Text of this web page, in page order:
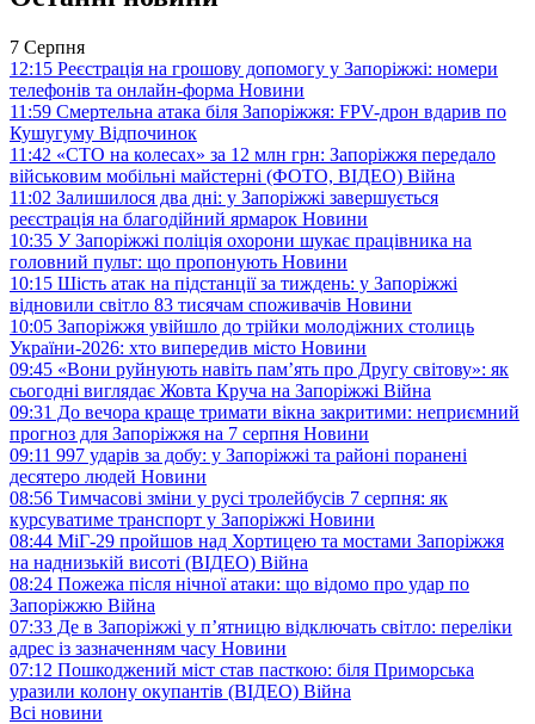
7 Серпня
12:15 Реєстрація на грошову допомогу у Запоріжжі: номери
телефонів та онлайн-форма Новини
11:59 Смертельна атака біля Запоріжжя: FPV-дрон вдарив по
Кушугуму Відпочинок
11:42 «СТО на колесах» за 12 млн грн: Запоріжжя передало
військовим мобільні майстерні (ФОТО, ВІДЕО) Війна
11:02 Залишилося два дні: у Запоріжжі завершується
реєстрація на благодійний ярмарок Новини
10:35 У Запоріжжі поліція охорони шукає працівника на
головний пульт: що пропонують Новини
10:15 Шість атак на підстанції за тиждень: у Запоріжжі
відновили світло 83 тисячам споживачів Новини
10:05 Запоріжжя увійшло до трійки молодіжних столиць
України-2026: хто випередив місто Новини
09:45 «Вони руйнують навіть пам’ять про Другу світову»: як
сьогодні виглядає Жовта Круча на Запоріжжі Війна
09:31 До вечора краще тримати вікна закритими: неприємний
прогноз для Запоріжжя на 7 серпня Новини
09:11 997 ударів за добу: у Запоріжжі та районі поранені
десятеро людей Новини
08:56 Тимчасові зміни у русі тролейбусів 7 серпня: як
курсуватиме транспорт у Запоріжжі Новини
08:44 МіГ-29 пройшов над Хортицею та мостами Запоріжжя
на наднизькій висоті (ВІДЕО) Війна
08:24 Пожежа після нічної атаки: що відомо про удар по
Запоріжжю Війна
07:33 Де в Запоріжжі у п’ятницю відключать світло: переліки
адрес із зазначенням часу Новини
07:12 Пошкоджений міст став пасткою: біля Приморська
уразили колону окупантів (ВІДЕО) Війна
Всі новини